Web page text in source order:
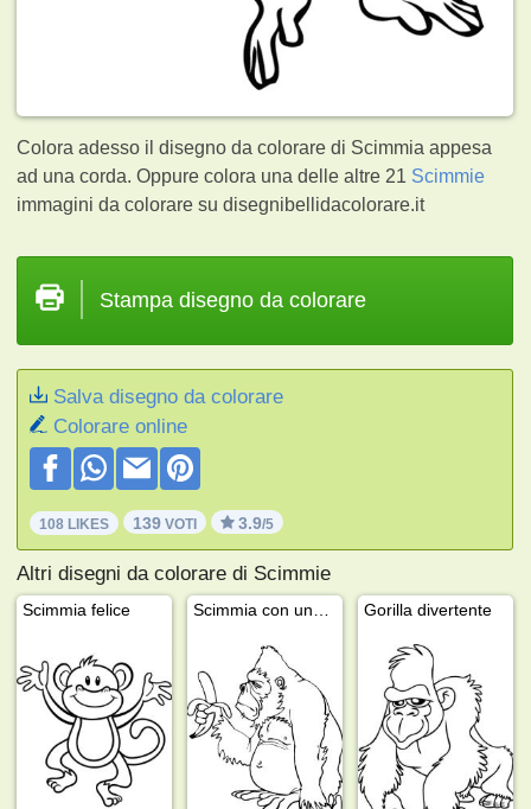
Colora adesso il disegno da colorare di Scimmia appesa
ad una corda. Oppure colora una delle altre 21 Scimmie
immagini da colorare su disegnibellidacolorare.it
Stampa disegno da colorare
Salva disegno da colorare
Colorare online
108 LIKES 139 VOTI 3.9/5
Altri disegni da colorare di Scimmie
Scimmia felice Gorilla divertente